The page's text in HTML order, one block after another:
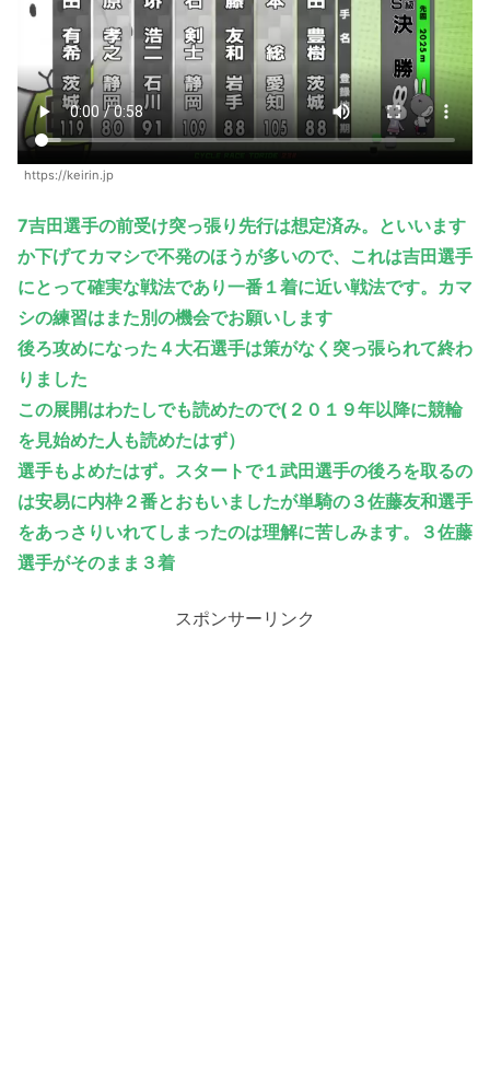
https://keirin.jp
7吉田選手の前受け突っ張り先行は想定済み。といいます
か下げてカマシで不発のほうが多いので、これは吉田選手
にとって確実な戦法であり一番１着に近い戦法です。カマ
シの練習はまた別の機会でお願いします
後ろ攻めになった４大石選手は策がなく突っ張られて終わ
りました
この展開はわたしでも読めたので(２０１９年以降に競輪
を見始めた人も読めたはず）
選手もよめたはず。スタートで１武田選手の後ろを取るの
は安易に内枠２番とおもいましたが単騎の３佐藤友和選手
をあっさりいれてしまったのは理解に苦しみます。３佐藤
選手がそのまま３着
スポンサーリンク